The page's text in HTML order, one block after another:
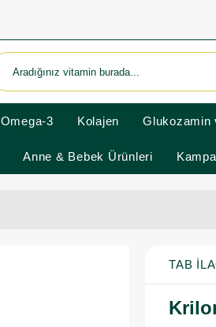
Omega-3 Kolajen Glukozamin
Anne & Bebek Ürünleri
TAB